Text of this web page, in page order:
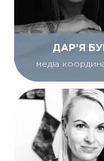
ДАР’Я
медіа